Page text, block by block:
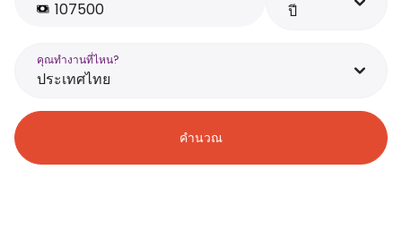
ปี
คุณทำงานที่ไหน?
ประเทศไทย
คำนวณ